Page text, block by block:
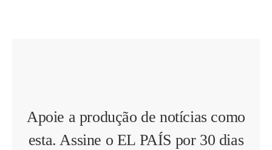
Apoie a produção de notícias como
esta. Assine o EL PAÍS por 30 dias